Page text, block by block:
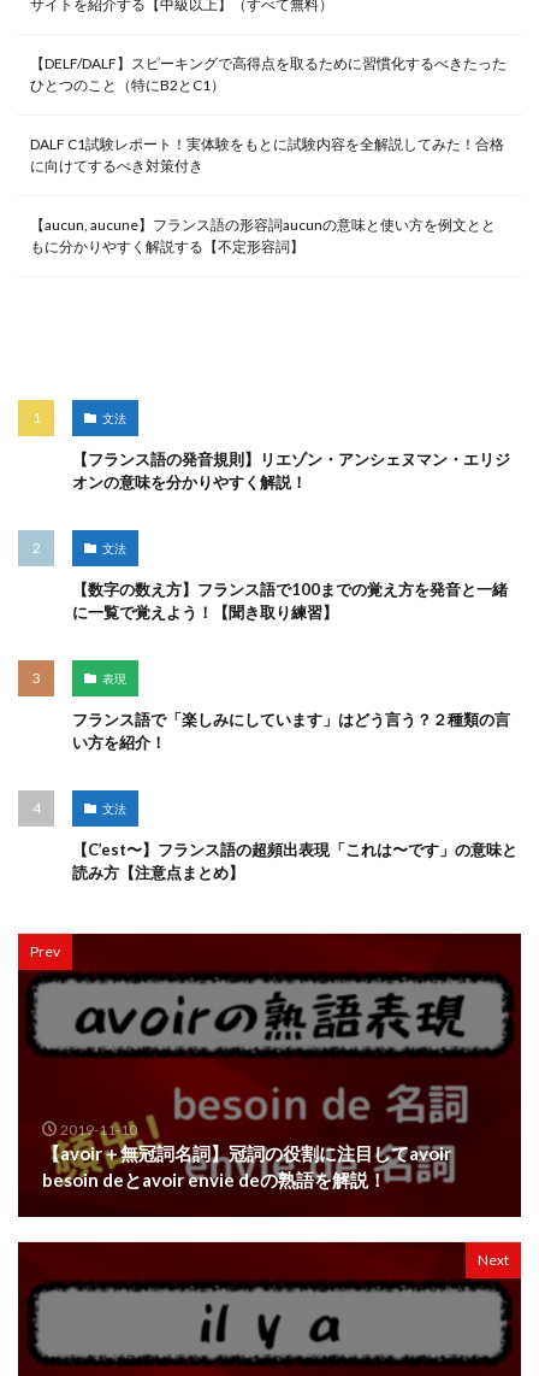
サイトを紹介する【中級以上】（すべて無料）
【DELF/DALF】スピーキングで高得点を取るために習慣化するべきたった
ひとつのこと（特にB2とC1）
DALF C1試験レポート！実体験をもとに試験内容を全解説してみた！合格
に向けてするべき対策付き
【aucun, aucune】フランス語の形容詞aucunの意味と使い方を例文とと
もに分かりやすく解説する【不定形容詞】
文法
【フランス語の発音規則】リエゾン・アンシェヌマン・エリジ
オンの意味を分かりやすく解説！
文法
【数字の数え方】フランス語で100までの覚え方を発音と一緒
に一覧で覚えよう！【聞き取り練習】
表現
フランス語で「楽しみにしています」はどう言う？２種類の言
い方を紹介！
文法
【C’est〜】フランス語の超頻出表現「これは〜です」の意味と
読み方【注意点まとめ】
Prev
2019-11-10
【avoir＋無冠詞名詞】冠詞の役割に注目してavoir
besoin deとavoir envie deの熟語を解説！
Next